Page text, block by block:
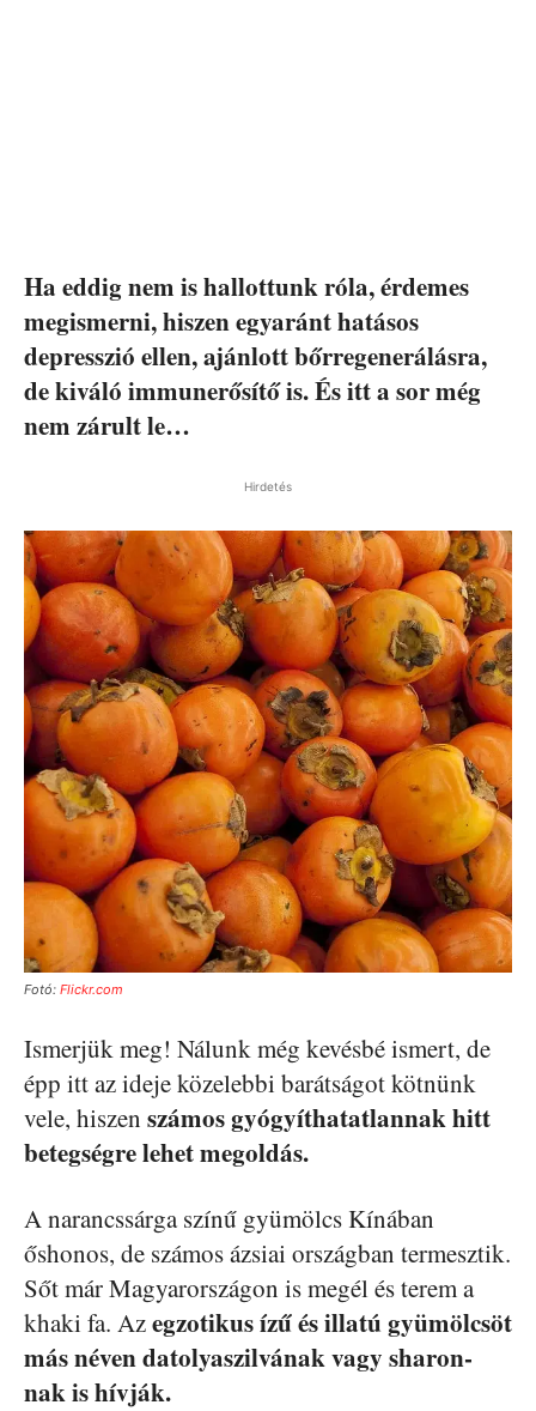
Ha eddig nem is hallottunk róla, érdemes
megismerni, hiszen egyaránt hatásos
depresszió ellen, ajánlott bőrregenerálásra,
de kiváló immunerősítő is. És itt a sor még
nem zárult le…
Hirdetés
Fotó: Flickr.com
Ismerjük meg! Nálunk még kevésbé ismert, de
épp itt az ideje közelebbi barátságot kötnünk
vele, hiszen számos gyógyíthatatlannak hitt
betegségre lehet megoldás.
A narancssárga színű gyümölcs Kínában
őshonos, de számos ázsiai országban termesztik.
Sőt már Magyarországon is megél és terem a
khaki fa. Azegzotikus ízű és illatú gyümölcsöt
más néven datolyaszilvának vagy sharon-
nak is hívják.